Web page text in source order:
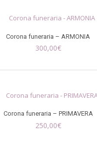
Corona funeraria – ARMONIA
300,00€
Corona funeraria – PRIMAVERA
250,00€